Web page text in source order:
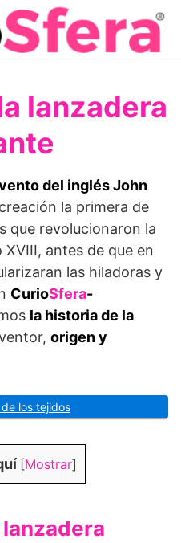
lanzadera
del inglés John
la primera de
que revolucionaron la
antes de que en
las hiladoras y
CurioSfera-
la historia de la
origen y
los tejidos
[Mostrar]